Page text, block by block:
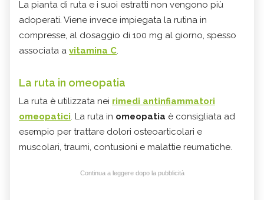
La pianta di ruta e i suoi estratti non vengono più
adoperati. Viene invece impiegata la rutina in
compresse, al dosaggio di 100 mg al giorno, spesso
associata a vitamina C.
La ruta in omeopatia
La ruta è utilizzata nei rimedi antinfiammatori
omeopatici. La ruta in omeopatia è consigliata ad
esempio per trattare dolori osteoarticolari e
muscolari, traumi, contusioni e malattie reumatiche.
Continua a leggere dopo la pubblicità